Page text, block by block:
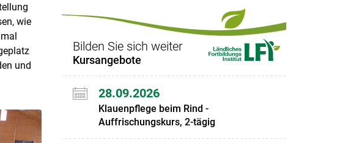
wie
und
Bilden Sie sich weiter
Kursangebote
28.09.2026
Klauenpflege beim Rind -
Auffrischungskurs, 2-tägig